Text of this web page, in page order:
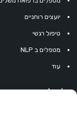
יועצים רוחניים
טיפול רגשי
מטפלים ב NLP
עוד
כלים להעצמה